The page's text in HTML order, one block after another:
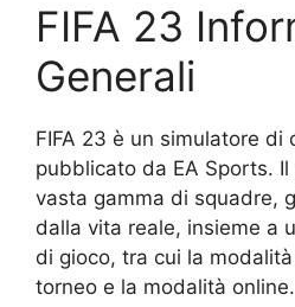
FIFA 23
Generali
FIFA 23 è un simulatore di
pubblicato da EA Sports.
vasta gamma di squadre,
dalla vita reale, insieme a
di gioco, tra cui la
torneo e la modalità online.